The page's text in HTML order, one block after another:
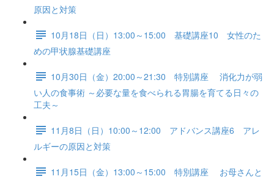
原因と対策
10月18日（日）13:00～15:00 基礎講座10 女性のた
めの甲状腺基礎講座
10月30日（金）20:00～21:30 特別講座 消化力が弱
い人の食事術 ～必要な量を食べられる胃腸を育てる日々の
工夫～
11月8日（日）10:00～12:00 アドバンス講座6 アレ
ルギーの原因と対策
11月15日（金）13:00～15:00 特別講座 お母さんと